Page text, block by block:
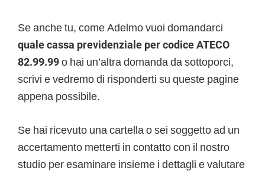
Se anche tu, come Adelmo vuoi domandarci
quale cassa previdenziale per codice ATECO
82.99.99o hai un’altra domanda da sottoporci,
scrivi e vedremo di risponderti su queste pagine
appena possibile.
Se hai ricevuto una cartella o sei soggetto ad un
accertamento metterti in contatto con il nostro
studio per esaminare insieme i dettagli e valutare